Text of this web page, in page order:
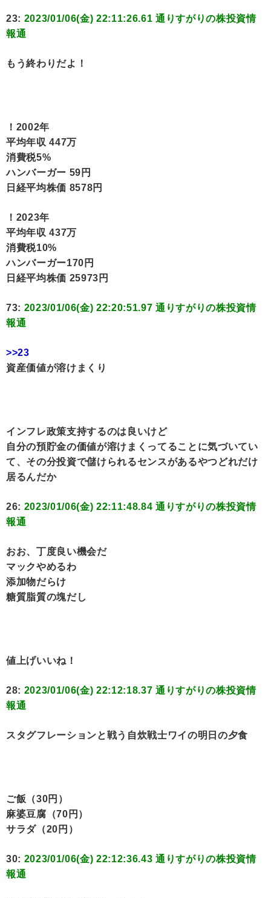
23: 2023/01/06(金) 22:11:26.61 通りすがりの株投資情
報通
もう終わりだよ！
！2002年
平均年収 447万
消費税5%
ハンバーガー 59円
日経平均株価 8578円
！2023年
平均年収 437万
消費税10%
ハンバーガー170円
日経平均株価 25973円
73: 2023/01/06(金) 22:20:51.97 通りすがりの株投資情
報通
>>23
資産価値が溶けまくり
インフレ政策支持するのは良いけど
自分の預貯金の価値が溶けまくってることに気づいてい
て、その分投資で儲けられるセンスがあるやつどれだけ
居るんだか
26: 2023/01/06(金) 22:11:48.84 通りすがりの株投資情
報通
おお、丁度良い機会だ
マックやめるわ
添加物だらけ
糖質脂質の塊だし
値上げいいね！
28: 2023/01/06(金) 22:12:18.37 通りすがりの株投資情
報通
スタグフレーションと戦う自炊戦士ワイの明日の夕食
ご飯（30円）
麻婆豆腐（70円）
サラダ（20円）
30: 2023/01/06(金) 22:12:36.43 通りすがりの株投資情
報通